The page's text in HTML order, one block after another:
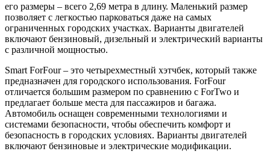
его размеры – всего 2,69 метра в длину. Маленький размер
позволяет с легкостью парковаться даже на самых
ограниченных городских участках. Варианты двигателей
включают бензиновый, дизельный и электрический варианты
с различной мощностью.
Smart ForFour – это четырехместный хэтчбек, который также
предназначен для городского использования. ForFour
отличается большим размером по сравнению с ForTwo и
предлагает больше места для пассажиров и багажа.
Автомобиль оснащен современными технологиями и
системами безопасности, чтобы обеспечить комфорт и
безопасность в городских условиях. Варианты двигателей
включают бензиновые и электрические модификации.